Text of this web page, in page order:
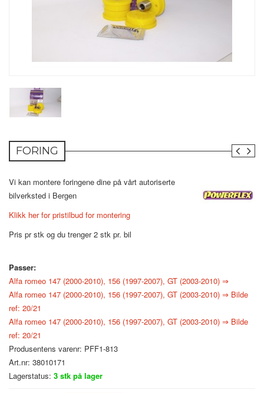
FORING
Vi kan montere foringene dine på vårt autoriserte
bilverksted i Bergen
Klikk her for pristilbud for montering
Pris pr stk og du trenger 2 stk pr. bil
Passer:
Alfa romeo 147 (2000-2010), 156 (1997-2007), GT (2003-2010) ⇒
Alfa romeo 147 (2000-2010), 156 (1997-2007), GT (2003-2010) ⇒ Bilde
ref: 20/21
Alfa romeo 147 (2000-2010), 156 (1997-2007), GT (2003-2010) ⇒ Bilde
ref: 20/21
Produsentens varenr: PFF1-813
Art.nr: 38010171
Lagerstatus: 3 stk på lager